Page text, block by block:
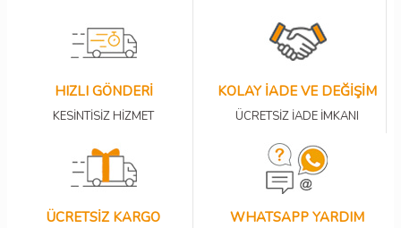
HIZLI GÖNDERİ
KESİNTİSİZ HİZMET
KOLAY İADE VE DEĞİŞİM
ÜCRETSİZ İADE İMKANI
ÜCRETSİZ KARGO WHATSAPP YARDIM